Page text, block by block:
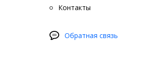
Контакты
Обратная связь